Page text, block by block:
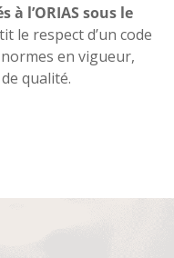
l’ORIAS sous le
le respect d’un code
en vigueur,
qualité.